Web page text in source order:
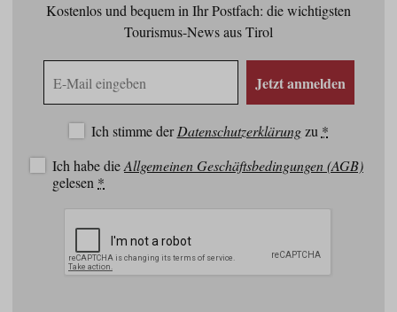
Kostenlos und bequem in Ihr Postfach: die wichtigsten
Tourismus-News aus Tirol
Mail
Jetzt anmelden
Ich stimme derDatenschutzerklärungzu *
Ich habe dieAllgemeinen Geschäftsbedingungen (AGB)
gelesen *